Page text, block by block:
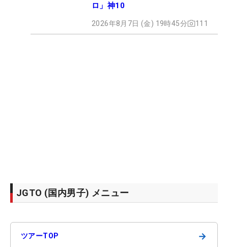
ロ」神10
2026年8月7日 (金) 19時45分 111
JGTO (国内男子) メニュー
ツアーTOP →